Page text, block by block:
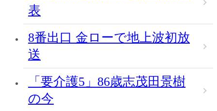
表
8番出口 金ローで地上波初放
送
「要介護5」86歳志茂田景樹
の今